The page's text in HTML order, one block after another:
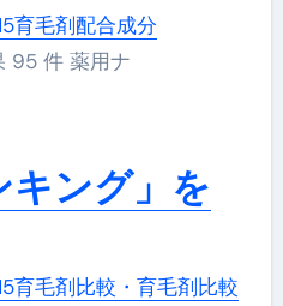
育毛剤配合成分
95 件 薬用ナ
キング」を
育毛剤比較・育毛剤比較